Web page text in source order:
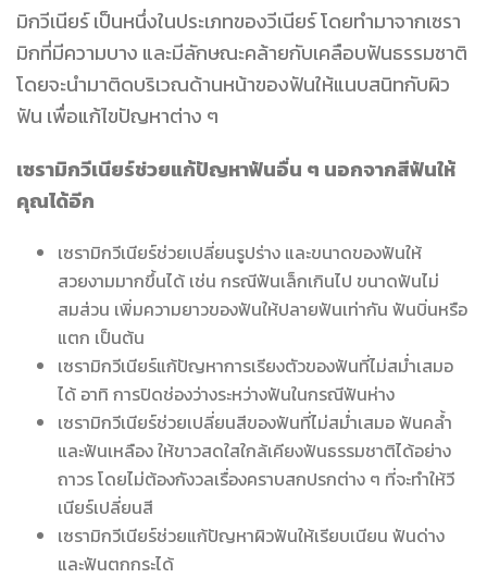
มิกวีเนียร์ เป็นหนึ่งในประเภทของวีเนียร์ โดยทำมาจากเซรา
มิกที่มีความบาง และมีลักษณะคล้ายกับเคลือบฟันธรรมชาติ
โดยจะนำมาติดบริเวณด้านหน้าของฟันให้แนบสนิทกับผิว
ฟัน เพื่อแก้ไขปัญหาต่าง ๆ
เซรามิกวีเนียร์ช่วยแก้ปัญหาฟันอื่น ๆ นอกจากสีฟันให้
คุณได้อีก
เซรามิกวีเนียร์ช่วยเปลี่ยนรูปร่าง และขนาดของฟันให้
สวยงามมากขึ้นได้ เช่น กรณีฟันเล็กเกินไป ขนาดฟันไม่
สมส่วน เพิ่มความยาวของฟันให้ปลายฟันเท่ากัน ฟันบิ่นหรือ
แตก เป็นต้น
เซรามิกวีเนียร์แก้ปัญหาการเรียงตัวของฟันที่ไม่สม่ำเสมอ
ได้ อาทิ การปิดช่องว่างระหว่างฟันในกรณีฟันห่าง
เซรามิกวีเนียร์ช่วยเปลี่ยนสีของฟันที่ไม่สม่ำเสมอ ฟันคล้ำ
และฟันเหลือง ให้ขาวสดใสใกล้เคียงฟันธรรมชาติได้อย่าง
ถาวร โดยไม่ต้องกังวลเรื่องคราบสกปรกต่าง ๆ ที่จะทำให้วี
เนียร์เปลี่ยนสี
เซรามิกวีเนียร์ช่วยแก้ปัญหาผิวฟันให้เรียบเนียน ฟันด่าง
และฟันตกกระได้